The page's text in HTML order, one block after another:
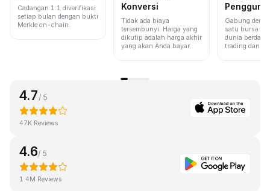
Cadangan 1:1 diverifikasi
setiap bulan dengan bukti
Merkle on-chain.
Konversi
Tidak ada biaya
tersembunyi. Harga yang
dikutip adalah harga akhir
yang akan Anda bayar.
Pengguna
Gabung
satu bursa
dunia
trading dan
4.7 / 5
47K Reviews
4.6/ 5
1.4M Reviews